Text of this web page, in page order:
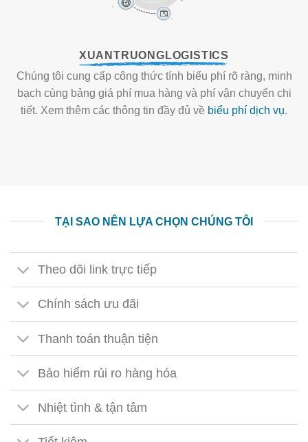
XUANTRUONGLOGISTICS
Chúng tôi cung cấp công thức tính biểu phí rõ ràng, minh
bạch cùng bảng giá phí mua hàng và phí vận chuyển chi
tiết. Xem thêm các thông tin đầy đủ về biểu phí dịch vụ.
TẠI SAO NÊN LỰA CHỌN CHÚNG TÔI
Theo dõi link trực tiếp
Chính sách ưu đãi
Thanh toán thuận tiện
Bảo hiểm rủi ro hàng hóa
Nhiệt tình & tận tâm